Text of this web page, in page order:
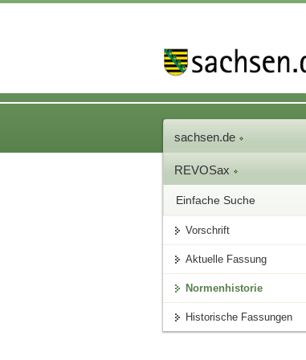
sachsen.de
REVOSax
Einfache Suche
Vorschrift
Aktuelle Fassung
Normenhistorie
Historische Fassungen